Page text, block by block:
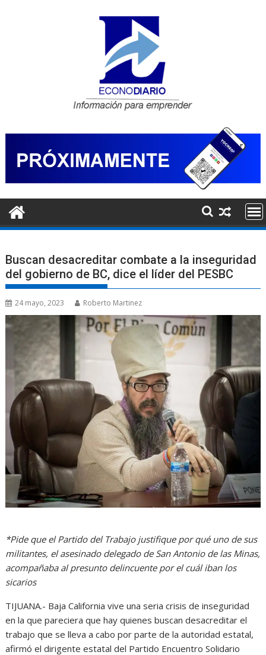
Buscan desacreditar combate a la inseguridad
del gobierno de BC, dice el líder del PESBC
24 mayo, 2023 Roberto Martinez
*Pide que el Partido del Trabajo justifique por qué uno de sus
militantes, el asesinado delegado de San Antonio de las Minas,
acompañaba al presunto delincuente por el cuál iban los
sicarios
TIJUANA.- Baja California vive una seria crisis de inseguridad
en la que pareciera que hay quienes buscan desacreditar el
trabajo que se lleva a cabo por parte de la autoridad estatal,
afirmó el dirigente estatal del Partido Encuentro Solidario